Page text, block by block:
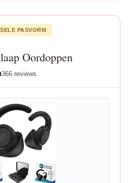
PASVORM
Oordoppen
366 reviews